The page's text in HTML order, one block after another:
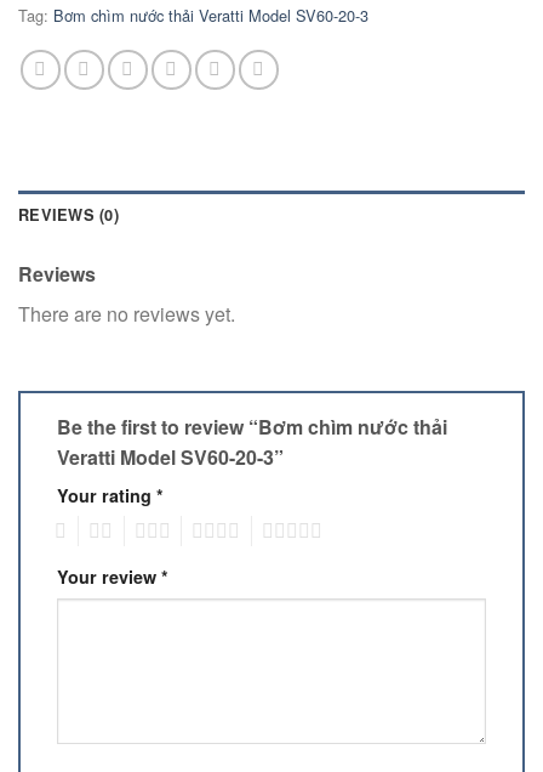
Tag: Bơm chìm nước thải Veratti Model SV60-20-3
REVIEWS (0)
Reviews
There are no reviews yet.
Be the first to review “Bơm chìm nước thải
Veratti Model SV60-20-3”
Your rating *
Your review *